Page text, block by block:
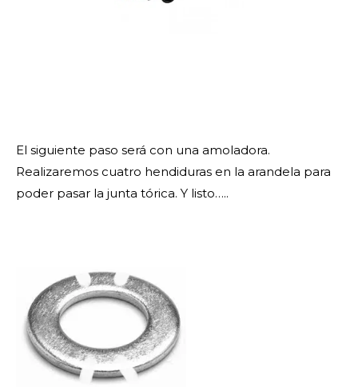
El siguiente paso será con una amoladora.
Realizaremos cuatro hendiduras en la arandela para
poder pasar la junta tórica. Y listo…..